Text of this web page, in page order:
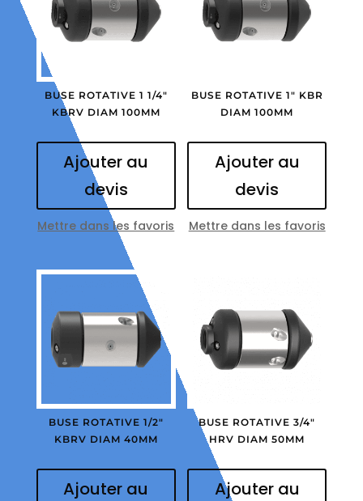
BUSE ROTATIVE 1 1/4″
KBRV DIAM 100MM
Ajouter au
devis
Mettre dans les favoris
BUSE ROTATIVE 1″ KBR
DIAM 100MM
Ajouter au
devis
Mettre dans les favoris
BUSE ROTATIVE 1/2″
KBRV DIAM 40MM
Ajouter au
BUSE ROTATIVE 3/4″
HRV DIAM 50MM
Ajouter au